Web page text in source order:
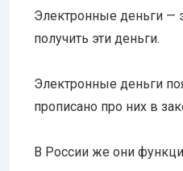
Электронные деньги —
получить эти деньги.
Электронные деньги
прописано про них в
В России же они